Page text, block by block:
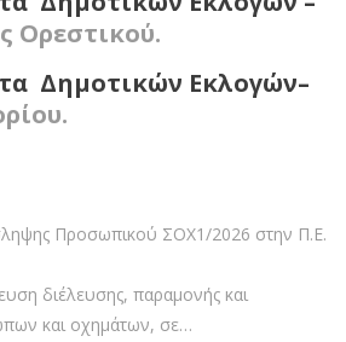
Ορεστικού.
Δημοτικών Εκλογών–
Προσωπικού ΣΟΧ1/2026 στην Π.Ε.
διέλευσης, παραμονής και
και οχημάτων, σε…